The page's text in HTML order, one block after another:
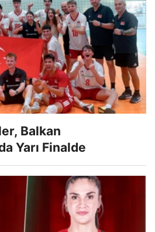
Balkan
Yarı Finalde